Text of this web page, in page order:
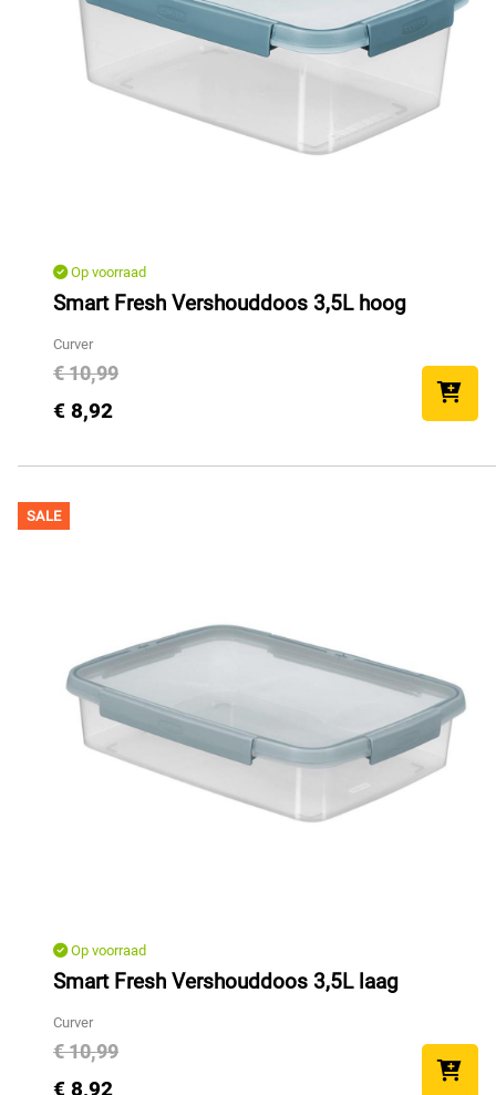
Op voorraad
Smart Fresh Vershouddoos 3,5L hoog
Curver
€ 10,99
€ 8,92
SALE
Op voorraad
Smart Fresh Vershouddoos 3,5L laag
Curver
€ 10,99